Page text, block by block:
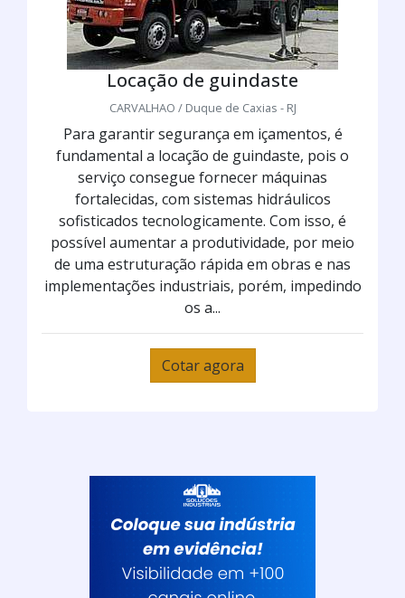
Locação de guindaste
CARVALHAO / Duque de Caxias - RJ
Para garantir segurança em içamentos, é
fundamental a locação de guindaste, pois o
serviço consegue fornecer máquinas
fortalecidas, com sistemas hidráulicos
sofisticados tecnologicamente. Com isso, é
possível aumentar a produtividade, por meio
de uma estruturação rápida em obras e nas
implementações industriais, porém, impedindo
os a...
Cotar agora